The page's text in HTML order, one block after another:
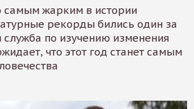
самым жарким в истории
рекорды бились один за
служба по изучению изменения
что этот год станет самым